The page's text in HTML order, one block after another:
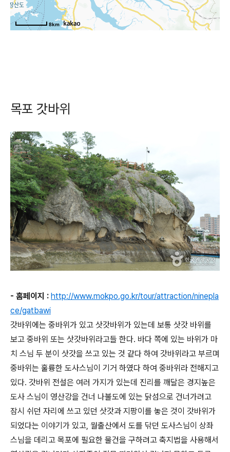
8km
목포 갓바위
- 홈페이지 : http://www.mokpo.go.kr/tour/attraction/ninepla
ce/gatbawi
갓바위에는 중바위가 있고 삿갓바위가 있는데 보통 삿갓 바위를
보고 중바위 또는 삿갓바위라고들 한다. 바다 쪽에 있는 바위가 마
치 스님 두 분이 삿갓을 쓰고 있는 것 같다 하여 갓바위라고 부르며
중바위는 훌륭한 도사스님이 기거 하였다 하여 중바위라 전해지고
있다. 갓바위 전설은 여러 가지가 있는데 진리를 깨달은 경지높은
도사 스님이 영산강을 건너 나불도에 있는 닭섬으로 건너가려고
잠시 쉬던 자리에 쓰고 있던 삿갓과 지팡이를 놓은 것이 갓바위가
되었다는 이야기가 있고, 월출산에서 도를 닦던 도사스님이 상좌
스님을 데리고 목포에 필요한 물건을 구하려고 축지법을 사용해서